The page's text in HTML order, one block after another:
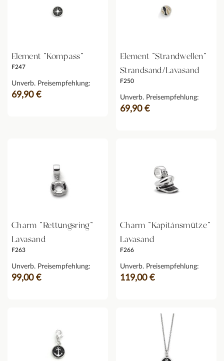
Element "Kompass"
F247
Unverb. Preisempfehlung:
69,90 €
Element "Strandwellen"
Strandsand/Lavasand
F250
Unverb. Preisempfehlung:
69,90 €
Charm "Rettungsring"
Lavasand
F263
Unverb. Preisempfehlung:
99,00 €
Charm "Kapitänsmütze"
Lavasand
F266
Unverb. Preisempfehlung:
119,00 €